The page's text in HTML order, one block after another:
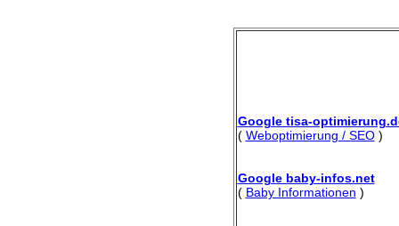
Google tisa-
( Weboptimierung / SEO)
Google baby-infos.net
( Baby Informationen )